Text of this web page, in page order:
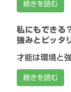
続きを読む
私にもできる
強みとピッタ
才能は環境と
続きを読む